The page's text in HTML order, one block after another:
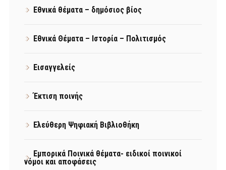
Εθνικά θέματα – δημόσιος βίος
Εθνικά Θέματα – Ιστορία – Πολιτισμός
Εισαγγελείς
Έκτιση ποινής
Ελεύθερη Ψηφιακή Βιβλιοθήκη
Εμπορικά Ποινικά θέματα- ειδικοί ποινικοί
νόμοι και αποφάσεις